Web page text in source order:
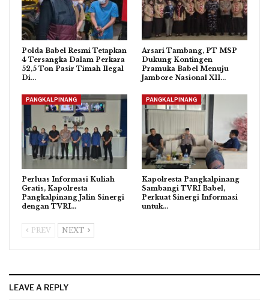
Polda Babel Resmi Tetapkan
4 Tersangka Dalam Perkara
52,5 Ton Pasir Timah Ilegal
Di…
Arsari Tambang, PT MSP
Dukung Kontingen
Pramuka Babel Menuju
Jambore Nasional XII…
PANGKALPINANG
Perluas Informasi Kuliah
Gratis, Kapolresta
Pangkalpinang Jalin Sinergi
dengan TVRI…
PANGKALPINANG
Kapolresta Pangkalpinang
Sambangi TVRI Babel,
Perkuat Sinergi Informasi
untuk…
PREV NEXT
LEAVE A REPLY